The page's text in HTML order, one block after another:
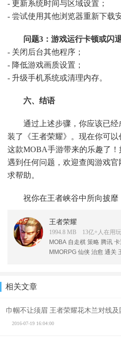
- 更新系统时间与区域设置；
- 尝试使用其他浏览器重新下载
问题3：游戏运行卡顿或闪
- 关闭后台其他程序；
- 降低游戏画质设置；
- 升级手机系统或清理内存。
六、结语
通过上述步骤，你应该已
装了《王者荣耀》。现在你可
这款MOBA手游带来的乐趣了
遇到任何问题，欢迎查阅游戏
求帮助。
祝你在王者峡谷中所向披靡
王者荣耀
1994.8 MB 13亿+人在用玩
MOBA 自走棋 策略 腾讯 卡
MMORPG 仙侠 治愈 通关
相关文章
巾帼不让须眉 王者荣耀花木兰对线及
2016-07-19 16:04:00